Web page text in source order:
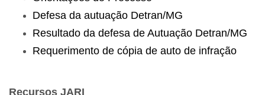
Defesa da autuação Detran/MG
Resultado da defesa de Autuação Detran/MG
Requerimento de cópia de auto de infração
Recursos JARI